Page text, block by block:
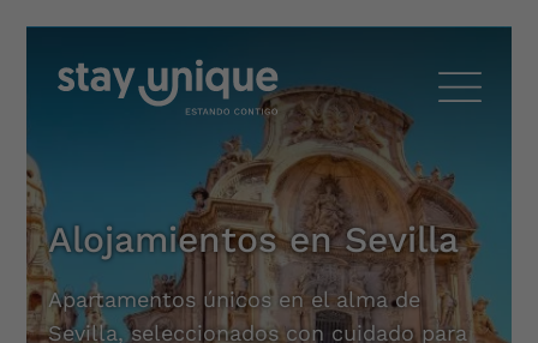
Alojamientos en Sevilla
Apartamentos únicos en el alma de
Sevilla, seleccionados con cuidado para